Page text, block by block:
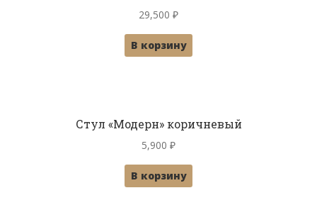
29,500 ₽
В корзину
Стул «Модерн» коричневый
5,900 ₽
В корзину